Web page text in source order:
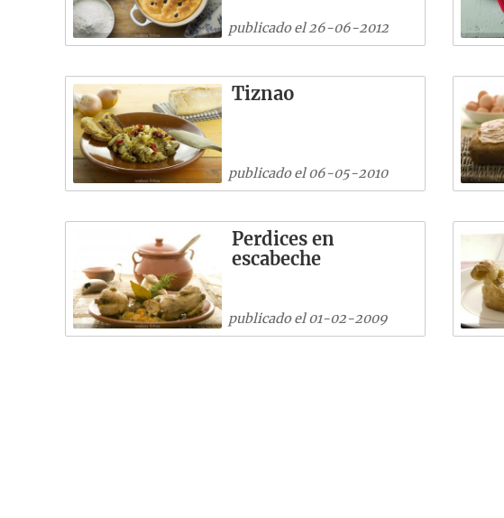
publicado el 26-06-2012
Tiznao
publicado el 06-05-2010
Perdices en
escabeche
publicado el 01-02-2009